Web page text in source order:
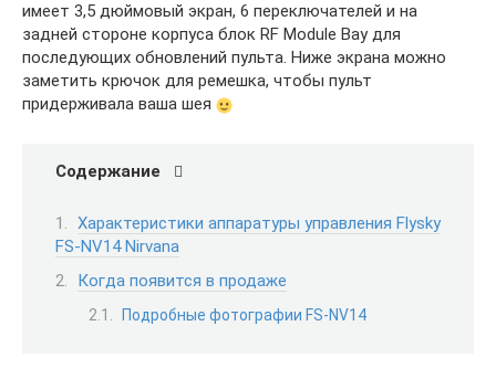
имеет 3,5 дюймовый экран, 6 переключателей и на
задней стороне корпуса блок RF Module Bay для
последующих обновлений пульта. Ниже экрана можно
заметить крючок для ремешка, чтобы пульт
придерживала ваша шея
Содержание
Характеристики аппаратуры управления Flysky
FS-NV14 Nirvana
Когда появится в продаже
Подробные фотографии FS-NV14